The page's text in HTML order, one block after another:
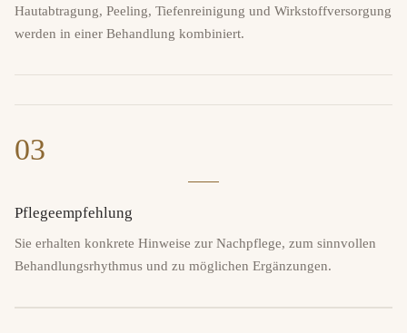
Hautabtragung, Peeling, Tiefenreinigung und Wirkstoffversorgung
werden in einer Behandlung kombiniert.
03
Pflegeempfehlung
Sie erhalten konkrete Hinweise zur Nachpflege, zum sinnvollen
Behandlungsrhythmus und zu möglichen Ergänzungen.